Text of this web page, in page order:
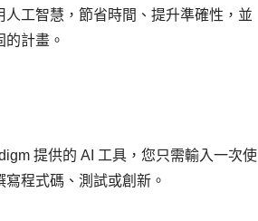
工智慧，節省時間、提升準確性，並
計畫。
提供的 AI 工具，您只需輸入一次使
程式碼、測試或創新。